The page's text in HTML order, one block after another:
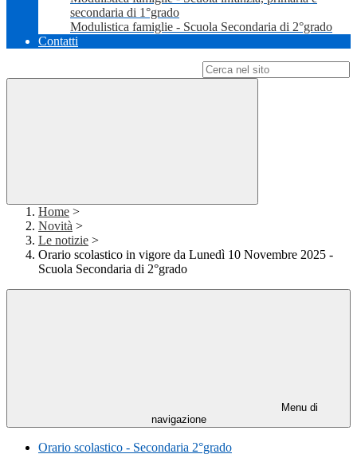
secondaria di 1°grado
Modulistica famiglie - Scuola Secondaria di 2°grado
Contatti
Home >
Novità >
Le notizie >
Orario scolastico in vigore da Lunedì 10 Novembre 2025 -
Scuola Secondaria di 2°grado
Menu di
navigazione
Orario scolastico - Secondaria 2°grado